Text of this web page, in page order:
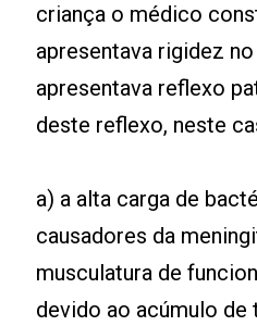
criança o médico
apresentava rigidez
apresentava reflexo
deste reflexo, neste
a) a alta carga de
causadores da
musculatura de
devido ao acúmulo de